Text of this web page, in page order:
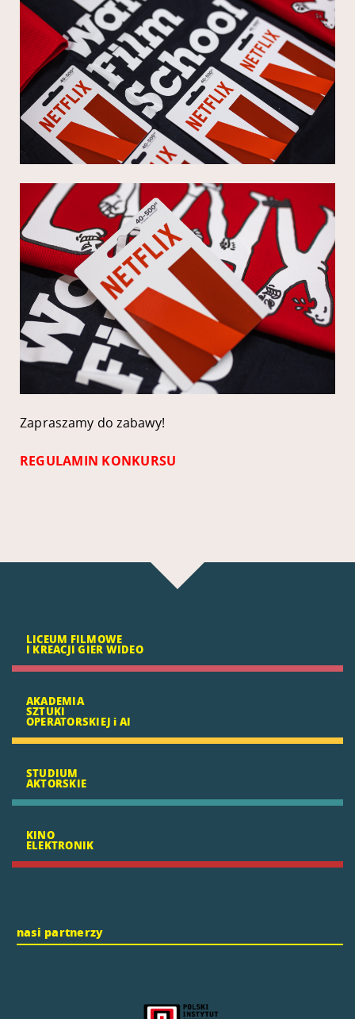
Zapraszamy do zabawy!
REGULAMIN KONKURSU
LICEUM FILMOWE
I KREACJI GIER WIDEO
AKADEMIA
SZTUKI
OPERATORSKIEJ i AI
STUDIUM
AKTORSKIE
KINO
ELEKTRONIK
nasi partnerzy